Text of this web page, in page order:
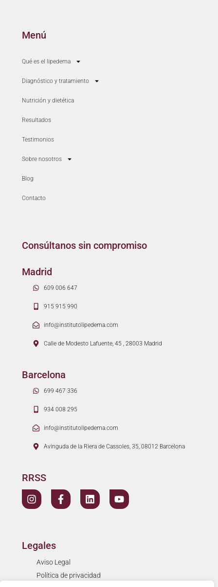
Menú
Qué es el lipedema
Diagnóstico y tratamiento
Nutrición y dietética
Resultados
Testimonios
Sobre nosotros
Blog
Contacto
Consúltanos sin compromiso
Madrid
609 006 647
915 915 990
info@institutolipedema.com
Calle de Modesto Lafuente, 45 , 28003 Madrid
Barcelona
699 467 336
934 008 295
info@institutolipedema.com
Avinguda de la Riera de Cassoles, 35, 08012 Barcelona
RRSS
Legales
Aviso Legal
Política de privacidad